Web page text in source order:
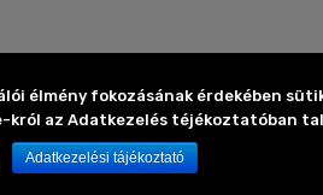
élmény fokozásának érdekében
król az Adatkezelés téjékoztatóban
Adatkezelési tájékoztató